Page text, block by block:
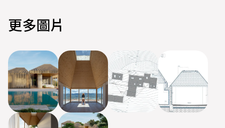
更多圖片